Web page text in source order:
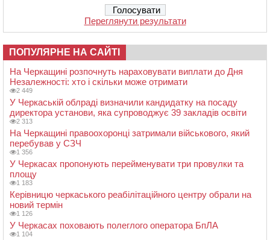
Переглянути результати
ПОПУЛЯРНЕ НА САЙТІ
На Черкащині розпочнуть нараховувати виплати до Дня
Незалежності: хто і скільки може отримати
2 449
У Черкаській облраді визначили кандидатку на посаду
директора установи, яка супроводжує 39 закладів освіти
2 313
На Черкащині правоохоронці затримали військового, який
перебував у СЗЧ
1 356
У Черкасах пропонують перейменувати три провулки та
площу
1 183
Керівницю черкаського реабілітаційного центру обрали на
новий термін
1 126
У Черкасах поховають полеглого оператора БпЛА
1 104